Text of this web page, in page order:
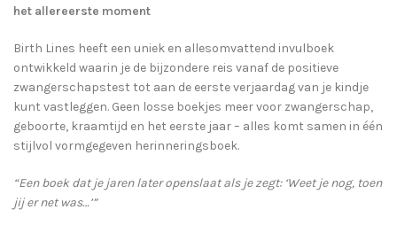
het allereerste moment
Birth Lines heeft een uniek en allesomvattend invulboek
ontwikkeld waarin je de bijzondere reis vanaf de positieve
zwangerschapstest tot aan de eerste verjaardag van je kindje
kunt vastleggen. Geen losse boekjes meer voor zwangerschap,
geboorte, kraamtijd en het eerste jaar – alles komt samen in één
stijlvol vormgegeven herinneringsboek.
“Een boek dat je jaren later openslaat als je zegt: ‘Weet je nog, toen
jij er net was…’”